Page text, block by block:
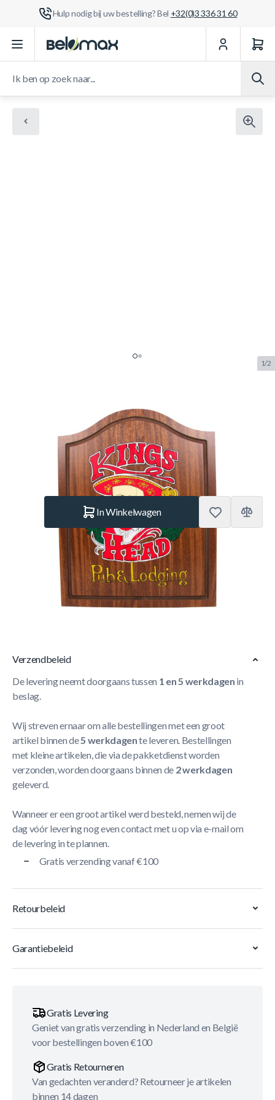
Hulp nodig bij uw bestelling? Bel +32(0)3 336 31 60
Ga naar de inhoud
1/2
Colour - Razendsnelle levering!
BUF.8449.000 Merk:Innergames
€ 39,95 Op voorraad
In Winkelwagen
Korte Beschrijving
- Hoogwaardig darts kabinet
- Kings Head design
Verzendbeleid
De levering neemt doorgaans tussen 1 en 5 werkdagen in
beslag.
Wij streven ernaar om alle bestellingen met een groot
artikel binnen de5 werkdagente leveren. Bestellingen
met kleine artikelen, die via de pakketdienst worden
verzonden, worden doorgaans binnen de 2 werkdagen
geleverd.
Wanneer er een groot artikel werd besteld, nemen wij de
dag vóór levering nog even contact met u op via e-mail om
de levering in te plannen.
Gratis verzending vanaf €100
Retourbeleid
Garantiebeleid
Gratis Levering
Geniet van gratis verzending in Nederland en België
voor bestellingen boven €100
Gratis Retourneren
Van gedachten veranderd? Retourneer je artikelen
binnen 14 dagen